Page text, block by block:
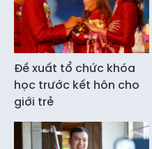
Đề xuất tổ chức khóa
học trước kết hôn cho
giới trẻ